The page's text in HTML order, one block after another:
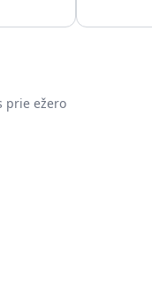
prie ežero